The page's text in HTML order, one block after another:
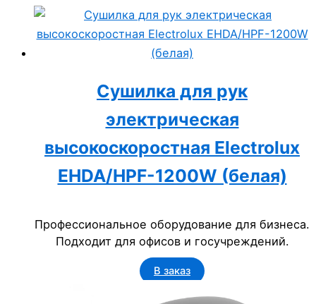
Сушилка для рук
электрическая
высокоскоростная Electrolux
EHDA/HPF-1200W (белая)
Профессиональное оборудование для бизнеса.
Подходит для офисов и госучреждений.
В заказ